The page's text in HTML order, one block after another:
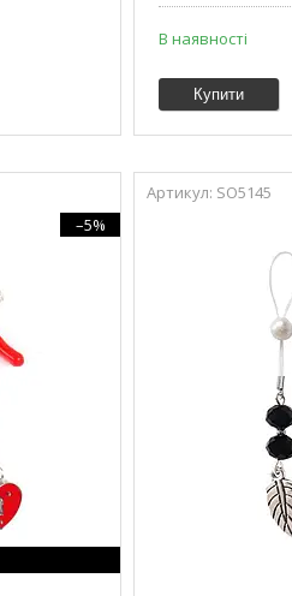
В наявності
Купити
–5%
SO5145